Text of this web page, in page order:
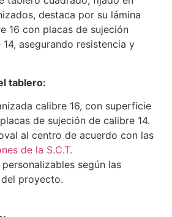
destaca por su lámina
16 con placas de sujeción
asegurando resistencia y
tablero:
calibre 16, con superficie
de sujeción de calibre 14.
al centro de acuerdo con las
de la S.C.T.
según las
proyecto.